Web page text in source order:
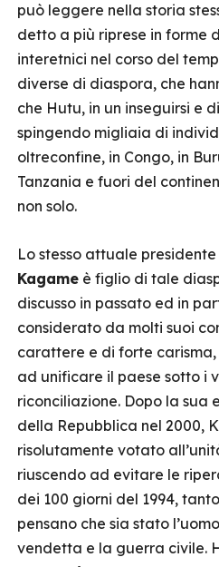
può leggere nella storia
detto a più riprese in forme
interetnici nel corso del
diverse di diaspora, che
che Hutu, in un inseguirsi e
spingendo migliaia di
oltreconfine, in Congo, in
Tanzania e fuori del
non solo.
Lo stesso attuale
Kagame è figlio di tale
discusso in passato ed in
considerato da molti suoi
carattere e di forte carisma,
ad unificare il paese sotto i
riconciliazione. Dopo la sua
della Repubblica nel 2000,
risolutamente votato
riuscendo ad evitare le
dei 100 giorni del 1994,
pensano che sia stato
vendetta e la guerra civile.